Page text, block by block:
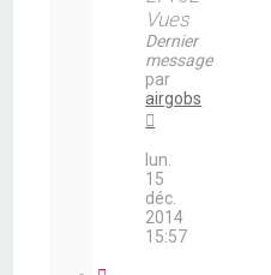
Vues
Dernier
message
par
airgobs
lun.
15
déc.
2014
15:57